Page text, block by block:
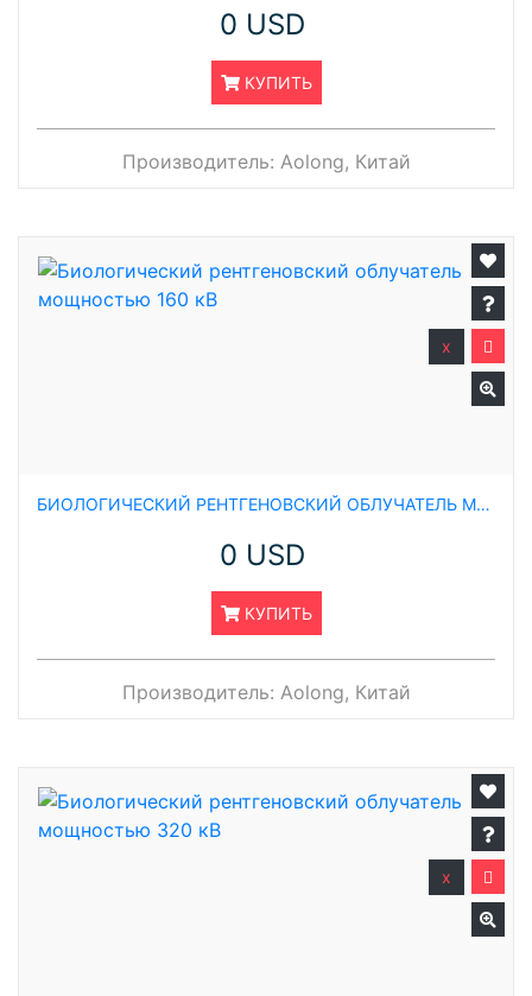
0 USD
КУПИТЬ
Производитель: Aolong, Китай
БИОЛОГИЧЕСКИЙ РЕНТГЕНОВСКИЙ ОБЛУЧАТЕЛЬ МОЩНОСТЬЮ 160 КВ
0 USD
КУПИТЬ
x
Производитель: Aolong, Китай
x